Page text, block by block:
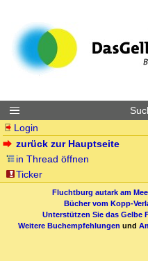
Login
zurück zur Hauptseite
in Thread öffnen
Ticker
Fluchtburg autark am
Bücher vom Kopp-
Unterstützen Sie das Gelbe
Weitere Buchempfehlungen und